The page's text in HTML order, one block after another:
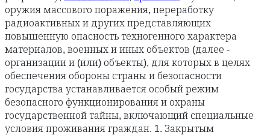
оружия массового поражения, переработку
радиоактивных и других представляющих
повышенную опасность техногенного характера
материалов, военных и иных объектов (далее -
организации и (или) объекты), для которых в целях
обеспечения обороны страны и безопасности
государства устанавливается особый режим
безопасного функционирования и охраны
государственной тайны, включающий специальные
условия проживания граждан. 1. Закрытым